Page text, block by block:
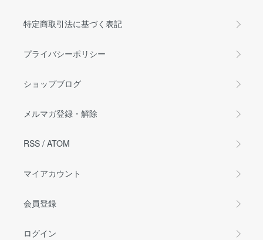
特定商取引法に基づく表記
プライバシーポリシー
ショップブログ
メルマガ登録・解除
RSS / ATOM
マイアカウント
会員登録
ログイン